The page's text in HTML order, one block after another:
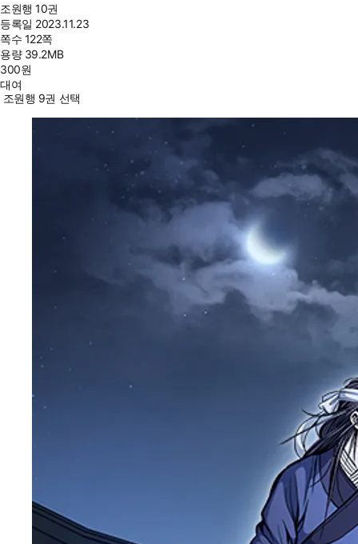
조원행 10권
등록일 2023.11.23
쪽수 122쪽
용량 39.2MB
300원
대여
조원행 9권 선택